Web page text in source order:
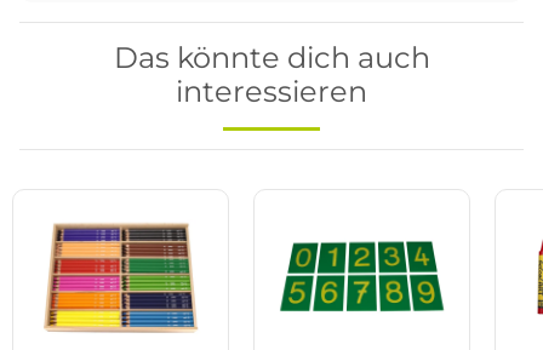
Das könnte dich auch
interessieren